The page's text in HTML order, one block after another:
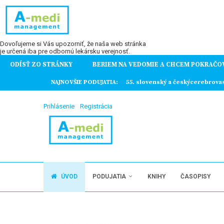
Dovoľujeme si Vás upozorniť, že naša web stránka
je určená iba pre odbornú lekársku verejnosť.
ODÍSŤ ZO STRÁNKY BERIEM NA VEDOMIE A CHCEM
NAJNOVŠIE PODUJATIA:
kongres 7. Kazuistiky v
Prihlásenie Registrácia
ÚVOD PODUJATIA KNIHY ČASOPISY